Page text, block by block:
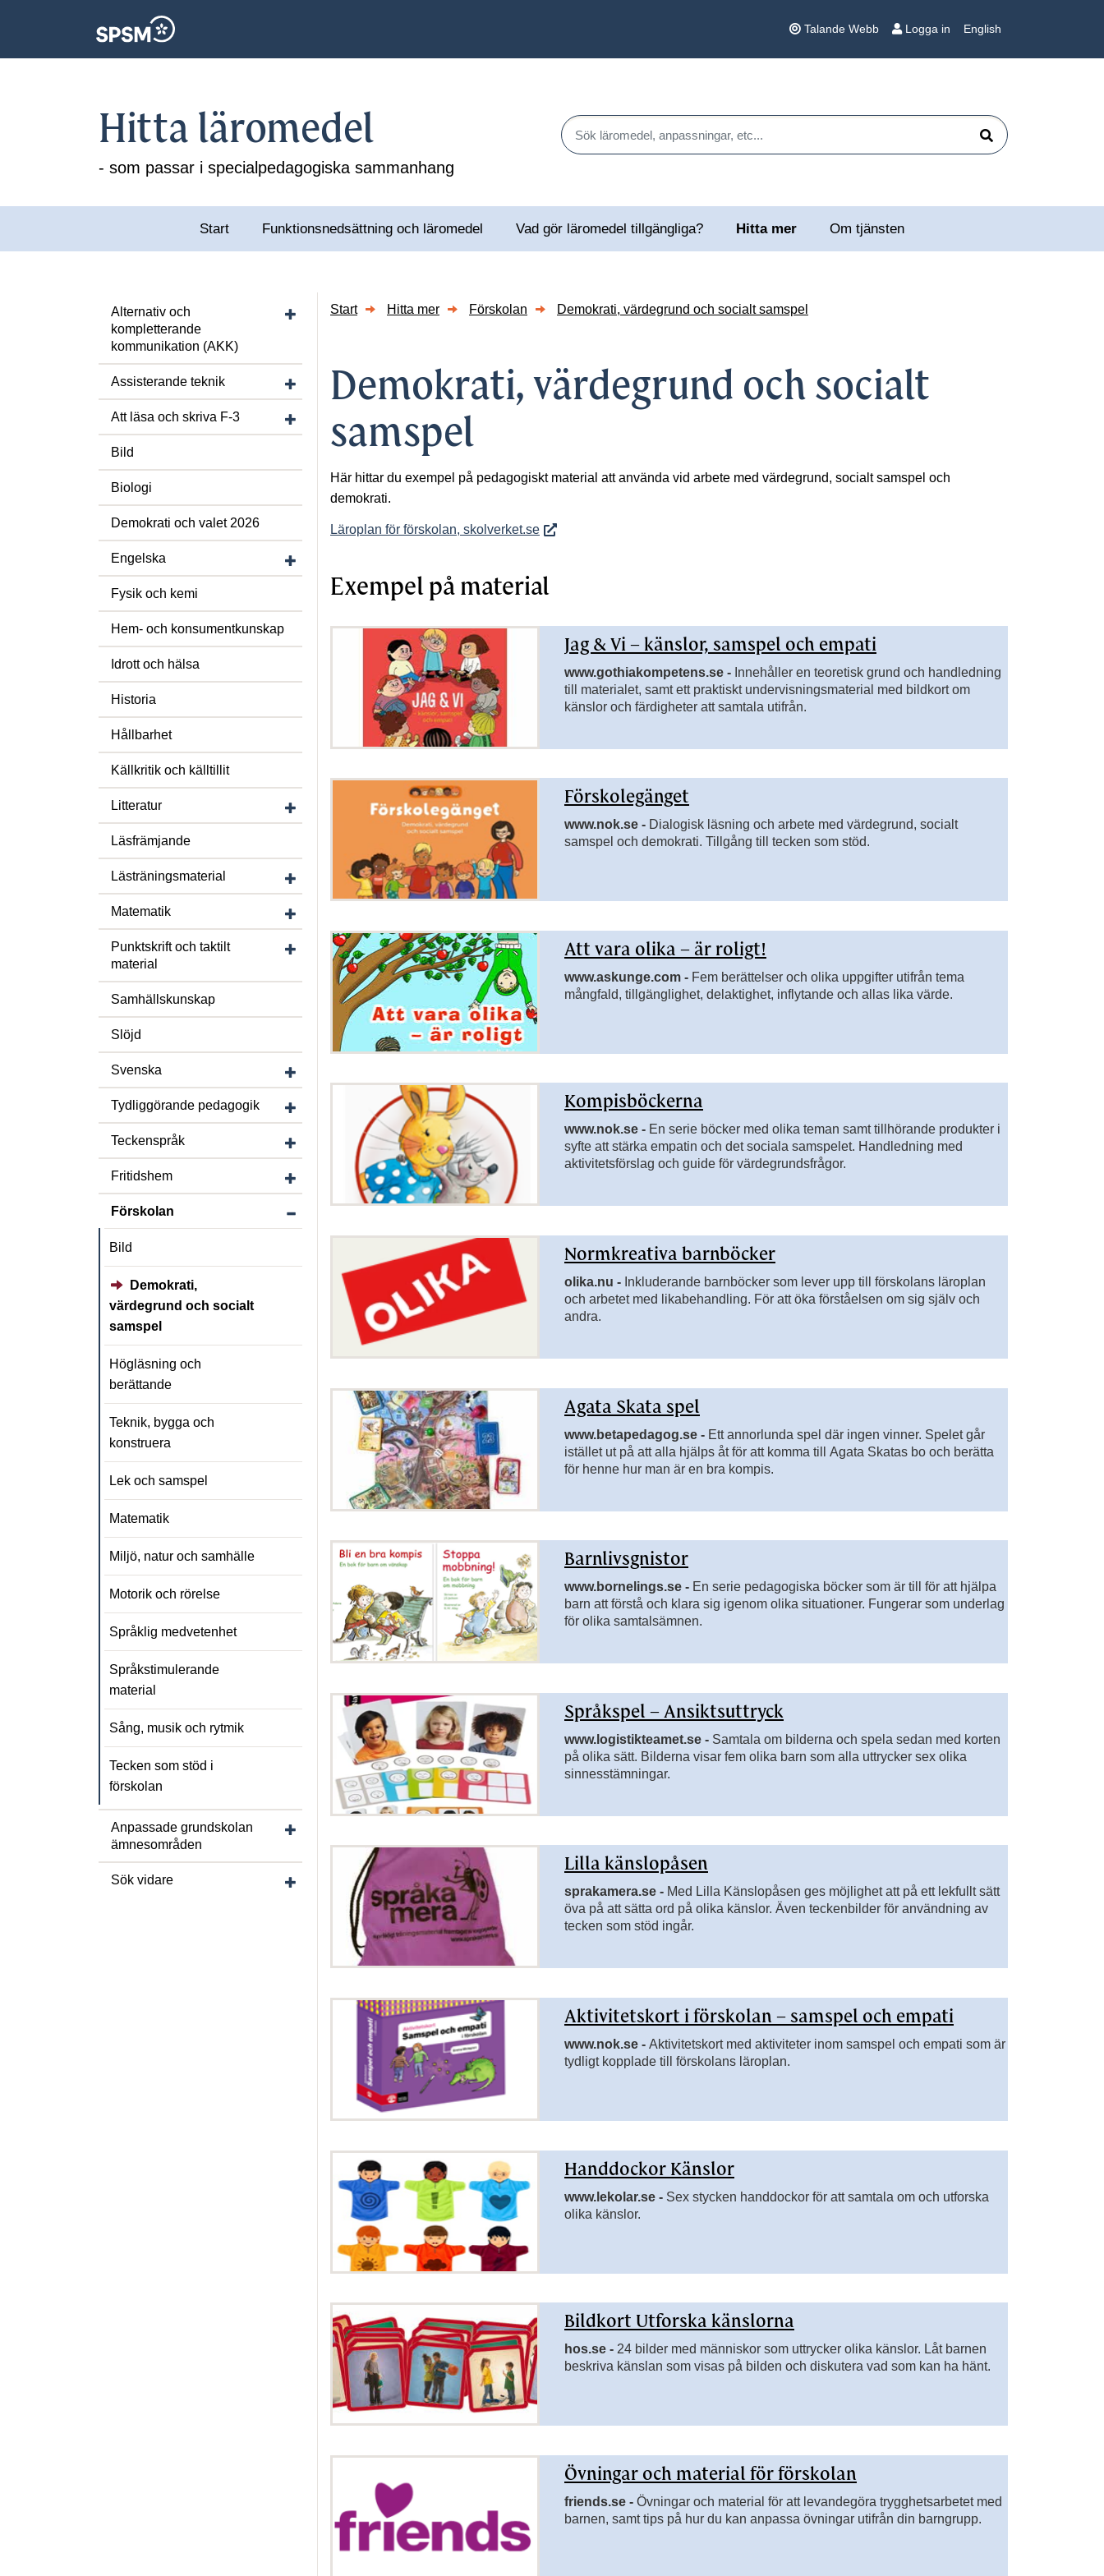
Talande Webb Logga in English
Hitta läromedel
- som passar i specialpedagogiska sammanhang
Sök läromedel, anpassningar, etc...
Sök
Start Funktionsnedsättning och läromedel Vad gör läromedel tillgängliga? Hitta mer Om tjänsten
Alternativ och
kompletterande
kommunikation (AKK)
Visa/dölj undersidor till Alternativ och kompletterande kommunikation (AKK)
Assisterande teknik Visa/dölj undersidor till Assisterande teknik
Att läsa och skriva F-3 Visa/dölj undersidor till Att läsa och skriva F-3
Bild
Biologi
Demokrati och valet 2026
Engelska
Fysik och kemi
Hem- och konsumentkunskap
Idrott och hälsa
Historia
Hållbarhet
Källkritik och källtillit
Litteratur Visa/dölj undersidor till Litteratur
Läsfrämjande
Lästräningsmaterial Visa/dölj undersidor till Lästräningsmaterial
Matematik Visa/dölj undersidor till Matematik
Punktskrift och taktilt
material
Visa/dölj undersidor till Punktskrift och taktilt material
Samhällskunskap
Slöjd
Svenska
Tydliggörande pedagogik Visa/dölj undersidor till Tydliggörande pedagogik
Teckenspråk Visa/dölj undersidor till Teckenspråk
Fritidshem Visa/dölj undersidor till Fritidshem
Förskolan Visa/dölj undersidor till Förskolan
Bild
Demokrati,
värdegrund och socialt
samspel
Högläsning och
berättande
Teknik, bygga och
konstruera
Lek och samspel
Matematik
Miljö, natur och samhälle
Motorik och rörelse
Språklig medvetenhet
Språkstimulerande
material
Sång, musik och rytmik
Tecken som stöd i
förskolan
Anpassade grundskolan
ämnesområden
Visa/dölj undersidor till Anpassade grundskolan ämnesområden
Sök vidare Visa/dölj undersidor till Sök vidare
Start Hitta mer Förskolan Demokrati, värdegrund och socialt samspel
Demokrati, värdegrund och socialt
samspel
Här hittar du exempel på pedagogiskt material att använda vid arbete med värdegrund, socialt samspel och
demokrati.
Läroplan för förskolan, skolverket.se
Exempel på material
Jag & Vi – känslor, samspel och empati
www.gothiakompetens.se - Innehåller en teoretisk grund och handledning
till materialet, samt ett praktiskt undervisningsmaterial med bildkort om
känslor och färdigheter att samtala utifrån.
Förskolegänget
www.nok.se - Dialogisk läsning och arbete med värdegrund, socialt
samspel och demokrati. Tillgång till tecken som stöd.
Att vara olika – är roligt!
www.askunge.com - Fem berättelser och olika uppgifter utifrån tema
mångfald, tillgänglighet, delaktighet, inflytande och allas lika värde.
Kompisböckerna
www.nok.se - En serie böcker med olika teman samt tillhörande produkter i
syfte att stärka empatin och det sociala samspelet. Handledning med
aktivitetsförslag och guide för värdegrundsfrågor.
Normkreativa barnböcker
olika.nu - Inkluderande barnböcker som lever upp till förskolans läroplan
och arbetet med likabehandling. För att öka förståelsen om sig själv och
andra.
Agata Skata spel
www.betapedagog.se - Ett annorlunda spel där ingen vinner. Spelet går
istället ut på att alla hjälps åt för att komma till Agata Skatas bo och berätta
för henne hur man är en bra kompis.
Barnlivsgnistor
www.bornelings.se - En serie pedagogiska böcker som är till för att hjälpa
barn att förstå och klara sig igenom olika situationer. Fungerar som underlag
för olika samtalsämnen.
Språkspel – Ansiktsuttryck
www.logistikteamet.se - Samtala om bilderna och spela sedan med korten
på olika sätt. Bilderna visar fem olika barn som alla uttrycker sex olika
sinnesstämningar.
Lilla känslopåsen
sprakamera.se - Med Lilla Känslopåsen ges möjlighet att på ett lekfullt sätt
öva på att sätta ord på olika känslor. Även teckenbilder för användning av
tecken som stöd ingår.
Aktivitetskort i förskolan – samspel och empati
www.nok.se - Aktivitetskort med aktiviteter inom samspel och empati som är
tydligt kopplade till förskolans läroplan.
Handdockor Känslor
www.lekolar.se - Sex stycken handdockor för att samtala om och utforska
olika känslor.
Bildkort Utforska känslorna
hos.se - 24 bilder med människor som uttrycker olika känslor. Låt barnen
beskriva känslan som visas på bilden och diskutera vad som kan ha hänt.
Övningar och material för förskolan
friends.se - Övningar och material för att levandegöra trygghetsarbetet med
barnen, samt tips på hur du kan anpassa övningar utifrån din barngrupp.